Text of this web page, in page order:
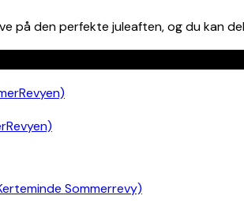
på den perfekte juleaften, og du kan